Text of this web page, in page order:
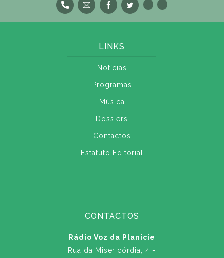
LINKS
Notícias
Programas
Música
Dossiers
Contactos
Estatuto Editorial
CONTACTOS
Rádio Voz da Planície
Rua da Misericórdia, 4 -